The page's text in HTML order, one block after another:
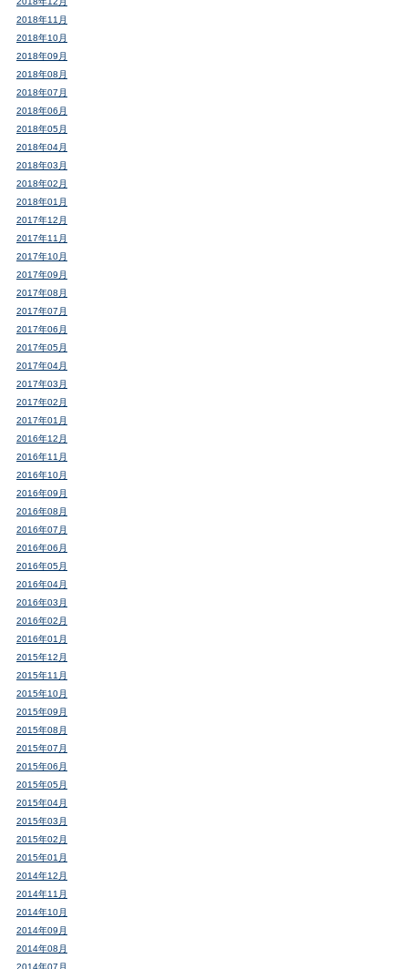
2018年11月
2018年10月
2018年09月
2018年08月
2018年07月
2018年06月
2018年05月
2018年04月
2018年03月
2018年02月
2018年01月
2017年12月
2017年11月
2017年10月
2017年09月
2017年08月
2017年07月
2017年06月
2017年05月
2017年04月
2017年03月
2017年02月
2017年01月
2016年12月
2016年11月
2016年10月
2016年09月
2016年08月
2016年07月
2016年06月
2016年05月
2016年04月
2016年03月
2016年02月
2016年01月
2015年12月
2015年11月
2015年10月
2015年09月
2015年08月
2015年07月
2015年06月
2015年05月
2015年04月
2015年03月
2015年02月
2015年01月
2014年12月
2014年11月
2014年10月
2014年09月
2014年08月
2014年07月